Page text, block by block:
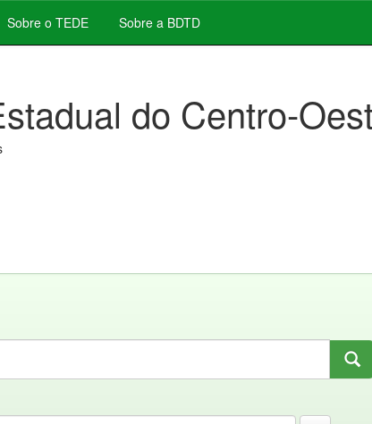
Sobre o TEDE Sobre a BDTD
do Centro-